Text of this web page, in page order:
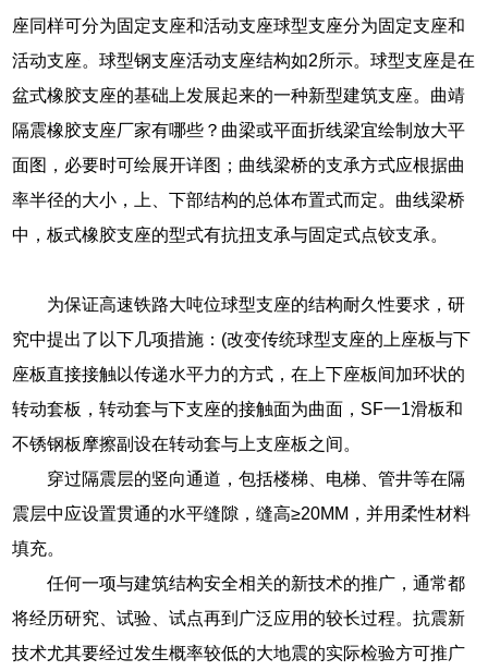
座同样可分为固定支座和活动支座球型支座分为固定支座和
活动支座。球型钢支座活动支座结构如2所示。球型支座是在
盆式橡胶支座的基础上发展起来的一种新型建筑支座。曲靖
隔震橡胶支座厂家有哪些？曲梁或平面折线梁宜绘制放大平
面图，必要时可绘展开详图；曲线梁桥的支承方式应根据曲
率半径的大小，上、下部结构的总体布置式而定。曲线梁桥
中，板式橡胶支座的型式有抗扭支承与固定式点铰支承。
为保证高速铁路大吨位球型支座的结构耐久性要求，研
究中提出了以下几项措施：(改变传统球型支座的上座板与下
座板直接接触以传递水平力的方式，在上下座板间加环状的
转动套板，转动套与下支座的接触面为曲面，SF一1滑板和
不锈钢板摩擦副设在转动套与上支座板之间。
穿过隔震层的竖向通道，包括楼梯、电梯、管井等在隔
震层中应设置贯通的水平缝隙，缝高≥20MM，并用柔性材料
填充。
任何一项与建筑结构安全相关的新技术的推广，通常都
将经历研究、试验、试点再到广泛应用的较长过程。抗震新
技术尤其要经过发生概率较低的大地震的实际检验方可推广